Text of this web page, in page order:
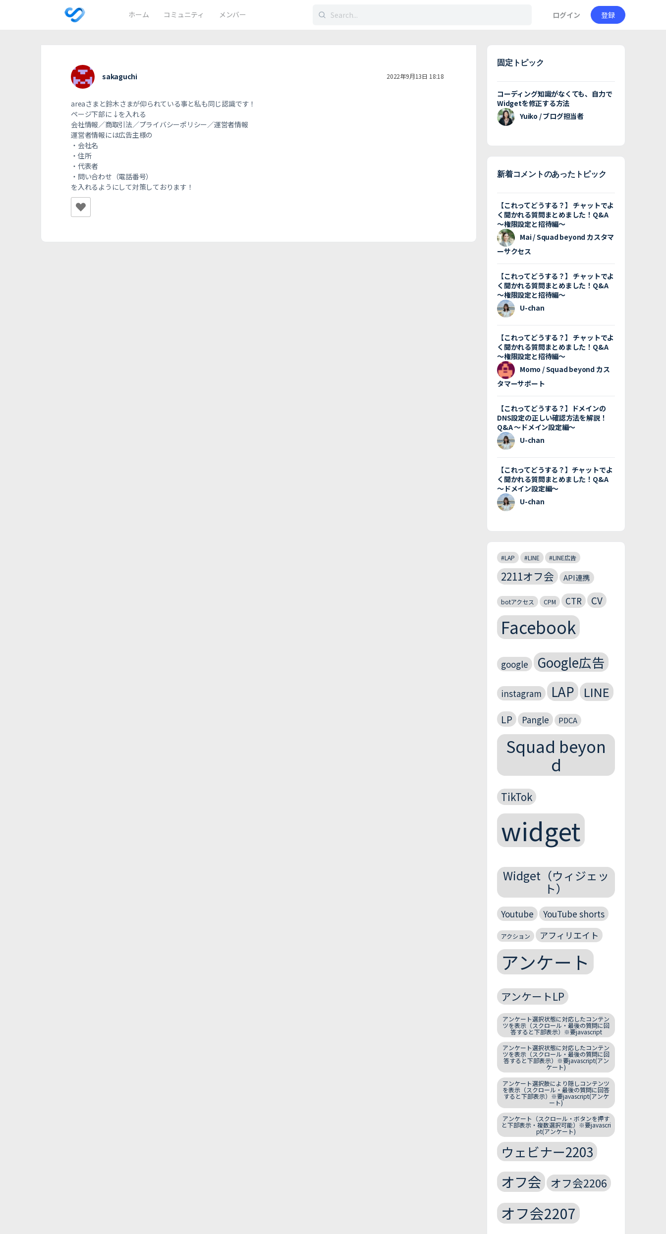
ホーム コミュニティ メンバー
検
ログイン 登録
sakaguchi 2022年9月13日 18:18
areaさまと鈴木さまが仰られている事と私も同じ認識です！
ページ下部に↓を入れる
会社情報／商取引法／プライバシーポリシー／運営者情報
運営者情報には広告主様の
・会社名
・住所
・代表者
・問い合わせ（電話番号）
を入れるようにして対策しております！
固定トピック
コーディング知識がなくても、自力で
Widgetを修正する方法
Yuiko / ブログ担当者
新着コメントのあったトピック
【これってどうする？】 チャットでよ
く聞かれる質問まとめました！Q&A
〜権限設定と招待編〜
Mai / Squad beyond カスタマ
ーサクセス
【これってどうする？】 チャットでよ
く聞かれる質問まとめました！Q&A
〜権限設定と招待編〜
U-chan
【これってどうする？】 チャットでよ
く聞かれる質問まとめました！Q&A
〜権限設定と招待編〜
Momo / Squad beyond カス
タマーサポート
【これってどうする？】ドメインの
DNS設定の正しい確認方法を解説！
Q&A 〜ドメイン設定編〜
U-chan
【これってどうする？】チャットでよ
く聞かれる質問まとめました！Q&A
〜ドメイン設定編〜
U-chan
#LAP #LINE #LINE広告
2211オフ会 API連携
botアクセス CPM CTR CV
Facebook
google Google広告
instagram LAP LINE
LP Pangle PDCA
Squad beyon
d
TikTok
widget
Widget（ウィジェッ
ト）
Youtube YouTube shorts
アクション アフィリエイト
アンケート
アンケートLP
アンケート選択状態に対応したコンテン
ツを表示（スクロール・最後の質問に回
答すると下部表示）※要javascript
アンケート選択状態に対応したコンテン
ツを表示（スクロール・最後の質問に回
答すると下部表示）※要javascript(アン
ケート)
アンケート選択肢により隠しコンテンツ
を表示（スクロール・最後の質問に回答
すると下部表示）※要javascript(アンケ
ート)
アンケート（スクロール・ボタンを押す
と下部表示・複数選択可能）※要javascri
pt(アンケート)
ウェビナー2203
オフ会 オフ会2206
オフ会2207